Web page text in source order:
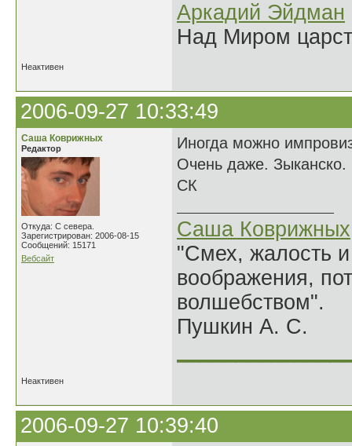
Аркадий Эйдман
Над Миром
Неактивен
2006-09-27 10:33:49
Саша Коврижных
Редактор
Откуда: С севера.
Зарегистрирован: 2006-08-15
Сообщений: 15171
Вебсайт
Иногда можно
Очень даже. Зыканско.
СК
Саша Коврижных
"Смех, жалость
воображения,
волшебством".
Пушкин А. С.
Неактивен
2006-09-27 10:39:40